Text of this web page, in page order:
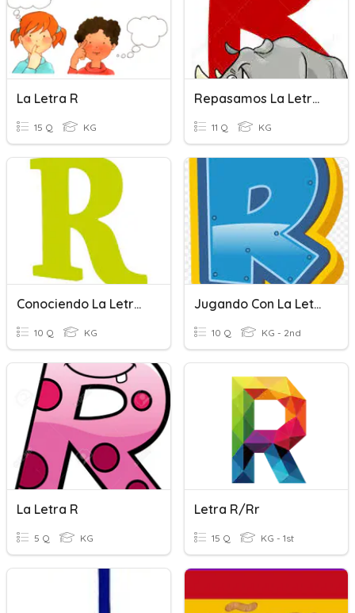
La Letra R
15 Q KG
Repasamos La Letra "R"
11 Q KG
Conociendo La Letra "R/r"
10 Q KG
Jugando Con La Letra "R"
10 Q KG - 2nd
La Letra R
5 Q KG
Letra R/rr
15 Q KG - 1st